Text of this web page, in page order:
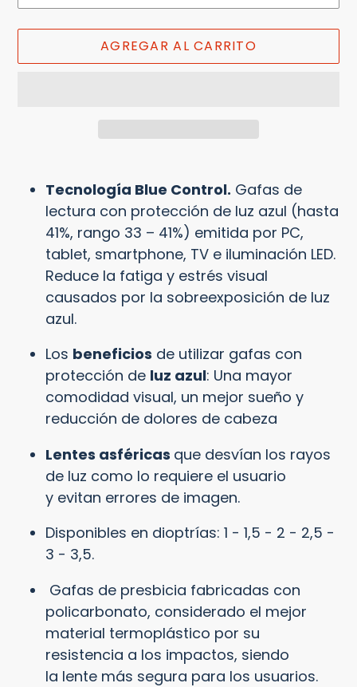
AGREGAR AL CARRITO
producto
carrito
Tecnología Blue Control. Gafas de
lectura con protección de luz azul (hasta
41%, rango 33 – 41%) emitida por PC,
tablet, smartphone, TV e iluminación LED.
Reduce la fatiga y estrés visual
causados por la sobreexposición de luz
azul.
Los beneficios de utilizar gafas con
protección de luz azul: Una mayor
comodidad visual, un mejor sueño y
reducción de dolores de cabeza
Lentes asféricas que desvían los rayos
de luz como lo requiere el usuario
y evitan errores de imagen.
Disponibles en dioptrías: 1 - 1,5 - 2 - 2,5 -
3 - 3,5.
Gafas de presbicia fabricadas con
policarbonato, considerado el mejor
material termoplástico por su
resistencia a los impactos, siendo
la lente más segura para los usuarios.